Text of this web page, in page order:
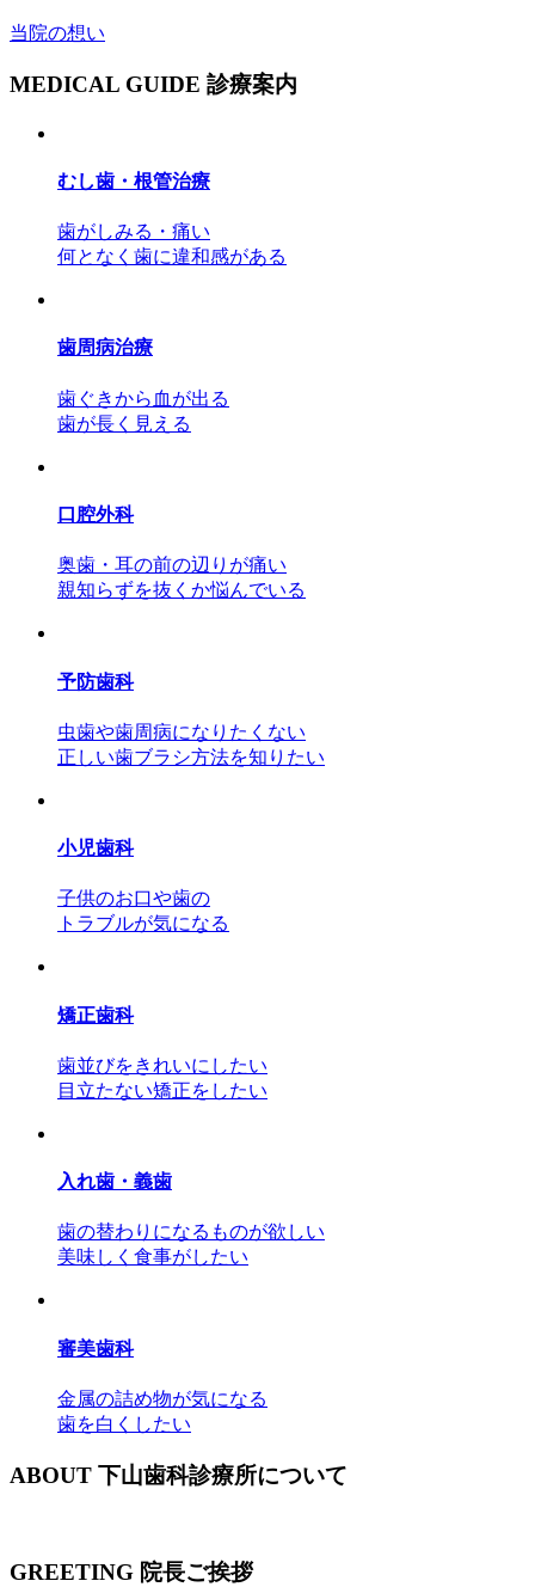
当院の想い
MEDICAL GUIDE 診療案内
むし歯・根管治療
歯がしみる・痛い
何となく歯に違和感がある
歯周病治療
歯ぐきから血が出る
歯が長く見える
口腔外科
奥歯・耳の前の辺りが痛い
親知らずを抜くか悩んでいる
予防歯科
虫歯や歯周病になりたくない
正しい歯ブラシ方法を知りたい
小児歯科
子供のお口や歯の
トラブルが気になる
矯正歯科
歯並びをきれいにしたい
目立たない矯正をしたい
入れ歯・義歯
歯の替わりになるものが欲しい
美味しく食事がしたい
審美歯科
金属の詰め物が気になる
歯を白くしたい
ABOUT 下山歯科診療所について
GREETING 院長ご挨拶